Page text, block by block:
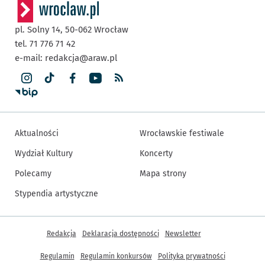
pl. Solny 14, 50-062 Wrocław
tel. 71 776 71 42
e-mail: redakcja@araw.pl
Aktualności
Wydział Kultury
Polecamy
Stypendia artystyczne
Wrocławskie festiwale
Koncerty
Mapa strony
Inne informacje
Redakcja Deklaracja dostępności Newsletter
Regulamin Regulamin konkursów Polityka prywatności